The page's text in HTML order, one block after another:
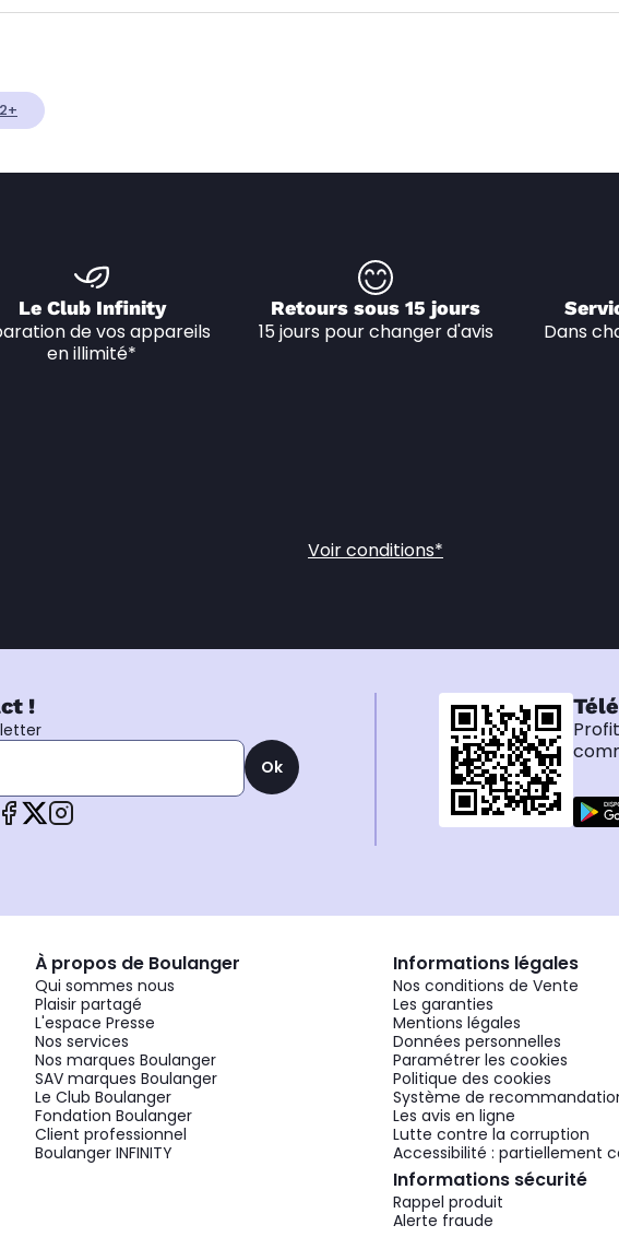
Le Club Infinity
de vos appareils
en illimité*
Retours sous 15 jours
15 jours pour changer d'avis
Dans
Voir conditions*
!
Ok
À propos de Boulanger
Qui sommes nous
Plaisir partagé
L'espace Presse
Nos services
Nos marques Boulanger
SAV marques Boulanger
Le Club Boulanger
Fondation Boulanger
Client professionnel
Boulanger INFINITY
Informations légales
Nos conditions de Vente
Les garanties
Mentions légales
Données personnelles
Paramétrer les cookies
Politique des cookies
Système de
Les avis en ligne
Lutte contre la corruption
Accessibilité : partiellement
Informations sécurité
Rappel produit
Alerte fraude